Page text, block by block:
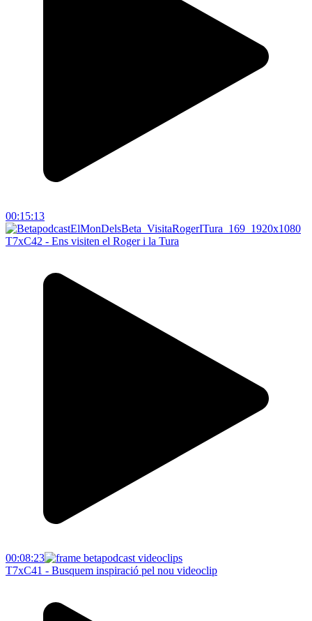
00:15:13
T7xC42 - Ens visiten el Roger i la Tura
00:08:23
T7xC41 - Busquem inspiració pel nou videoclip